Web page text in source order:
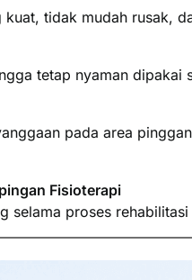
tidak mudah rusak,
tetap nyaman
pada area
Fisioterapi
selama proses